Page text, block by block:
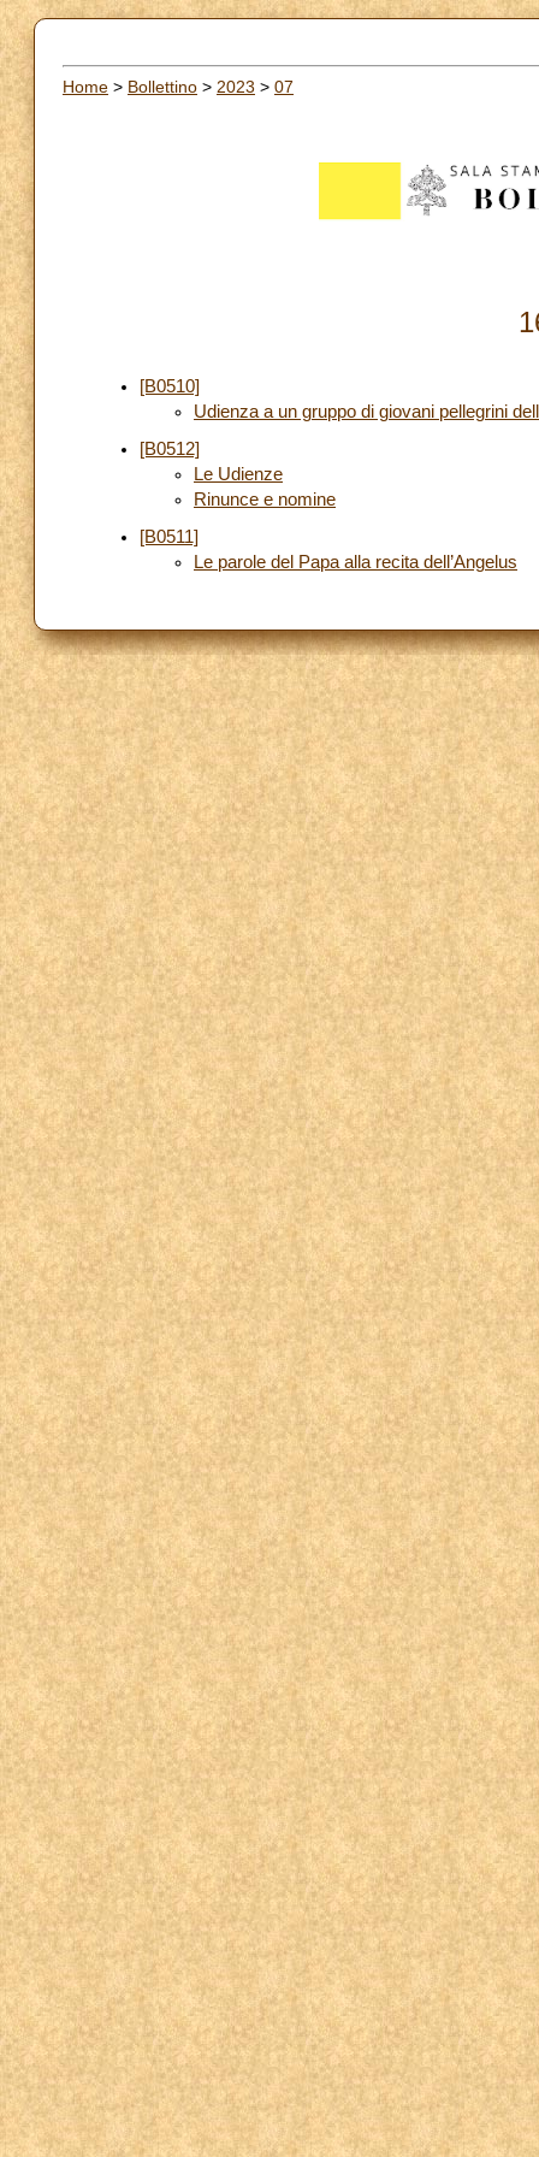
Home > Bollettino > 2023 > 07
[B0510]
Udienza a un gruppo di giovani pellegrini
[B0512]
Le Udienze
Rinunce e nomine
[B0511]
Le parole del Papa alla recita dell’Angelus